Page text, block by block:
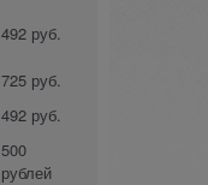
492 руб.
725 руб.
492 руб.
500
рублей